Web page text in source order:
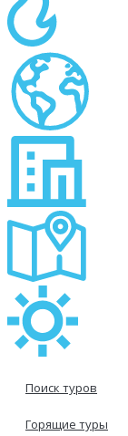
Поиск туров
Горящие туры